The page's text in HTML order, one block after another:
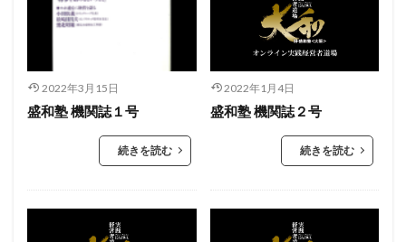
2022年3月15日
盛和塾 機関誌１号
続きを読む
2022年1月4日
盛和塾 機関誌２号
続きを読む